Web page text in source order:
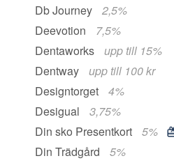
Db Journey
2,5%
Deevotion
7,5%
Dentaworks
upp till 15%
Dentway
upp till 100 kr
Designtorget
4%
Desigual
3,75%
Din sko Presentkort
5%
Din Trädgård
5%